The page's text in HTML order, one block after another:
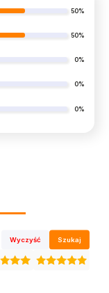
50%
50%
0%
0%
0%
Wyczyść Szukaj